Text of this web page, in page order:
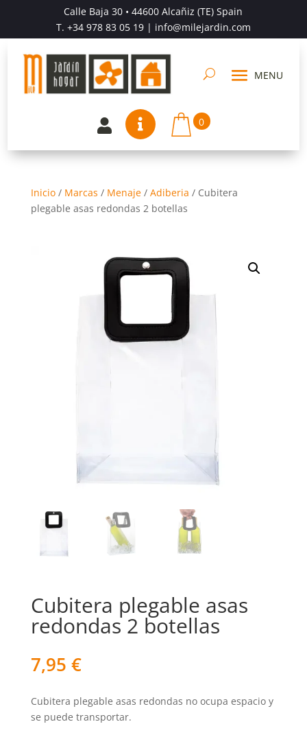
Calle Baja 30 • 44600 Alcañiz (TE) Spain
T. +34 978 83 05 19| info@milejardin.com
  0
Inicio/ Marcas / Menaje/ Adiberia / Cubitera
plegable asas redondas 2 botellas
Cubitera plegable asas
redondas 2 botellas
7,95 €
Cubitera plegable asas redondas no ocupa espacio y
se puede transportar.